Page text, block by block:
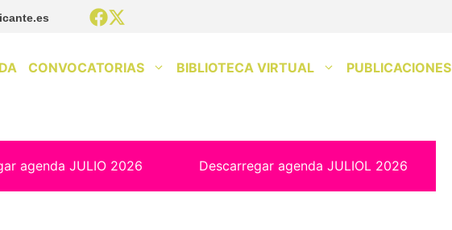
CONVOCATORIAS BIBLIOTECA VIRTUAL PUBLICACIONES
agenda JULIO 2026 Descarregar agenda JULIOL 2026